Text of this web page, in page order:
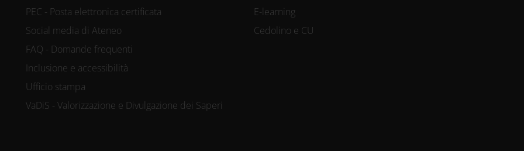
PEC - Posta elettronica certificata
Social media di Ateneo
FAQ - Domande frequenti
Inclusione e accessibilità
Ufficio stampa
VaDiS - Valorizzazione e Divulgazione dei Saperi
E-learning
Cedolino e CU